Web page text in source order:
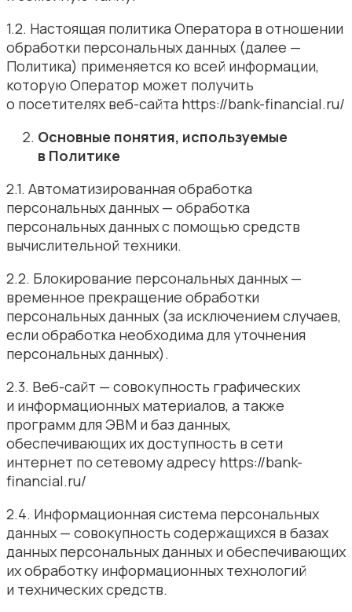
1.2. Настоящая политика Оператора в отношении
обработки персональных данных (далее —
Политика) применяется ко всей информации,
которую Оператор может получить
о посетителях веб-сайта https://bank-financial.ru/
Основные понятия, используемые
в Политике
2.1. Автоматизированная обработка
персональных данных — обработка
персональных данных с помощью средств
вычислительной техники.
2.2. Блокирование персональных данных —
временное прекращение обработки
персональных данных (за исключением случаев,
если обработка необходима для уточнения
персональных данных).
2.3. Веб-сайт — совокупность графических
и информационных материалов, а также
программ для ЭВМ и баз данных,
обеспечивающих их доступность в сети
интернет по сетевому адресу https://bank-
financial.ru/
2.4. Информационная система персональных
данных — совокупность содержащихся в базах
данных персональных данных и обеспечивающих
их обработку информационных технологий
и технических средств.